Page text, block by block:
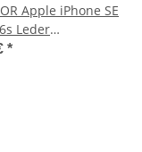
Apple iPhone SE
Leder
Quer Braun
*